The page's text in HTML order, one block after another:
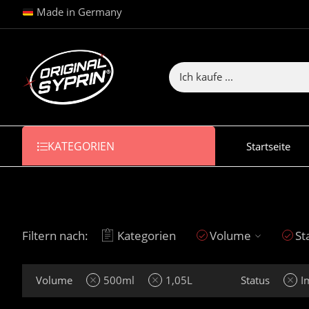
Made in Germany
KATEGORIEN Startseite
Filtern nach: Kategorien Volume
Volume 500ml 1,05L Status